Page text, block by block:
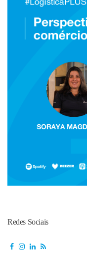
Redes Sociais